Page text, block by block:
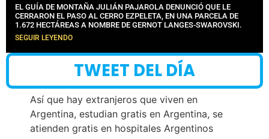
EL GUÍA DE MONTAÑA JULIÁN PAJAROLA DENUNCIÓ QUE LE
CERRARON EL PASO AL CERRO EZPELETA, EN UNA PARCELA DE
1.672 HECTÁREAS A NOMBRE DE GERNOT LANGES-SWAROVSKI.
SEGUIR LEYENDO
TWEET DEL DÍA
Así que hay extranjeros que viven en
Argentina, estudian gratis en Argentina, se
atienden gratis en hospitales Argentinos